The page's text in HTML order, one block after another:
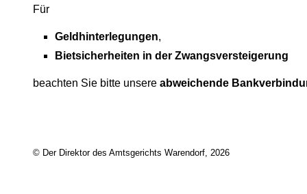
Für
Geldhinterlegungen,
Bietsicherheiten in der Zwangsversteigerung
beachten Sie bitte unsere abweichende
© Der Direktor des Amtsgerichts Warendorf, 2026